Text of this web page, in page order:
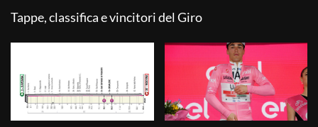
Tappe, classifica e vincitori del Giro